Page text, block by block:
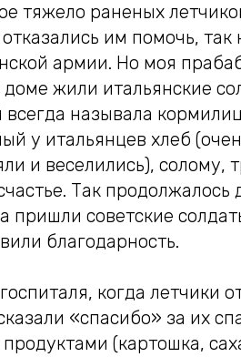
тяжело раненых
им помочь, так
армии. Но моя
доме жили итальянские
называла
у итальянцев хлеб
и веселились), солому,
Так продолжалось
пришли советские
благодарность.
когда летчики
«спасибо» за их
(картошка,